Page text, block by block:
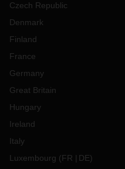
Czech Republic
Denmark
Finland
France
Germany
Great Britain
Hungary
Ireland
Italy
Luxembourg (FR DE)